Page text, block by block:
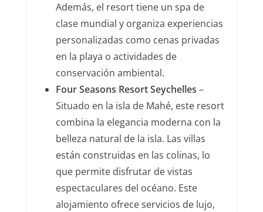
Además, el resort tiene un spa de
clase mundial y organiza experiencias
personalizadas como cenas privadas
en la playa o actividades de
conservación ambiental.
Four Seasons Resort Seychelles –
Situado en la isla de Mahé, este resort
combina la elegancia moderna con la
belleza natural de la isla. Las villas
están construidas en las colinas, lo
que permite disfrutar de vistas
espectaculares del océano. Este
alojamiento ofrece servicios de lujo,